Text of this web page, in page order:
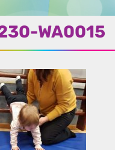
לתוכן
WA0015